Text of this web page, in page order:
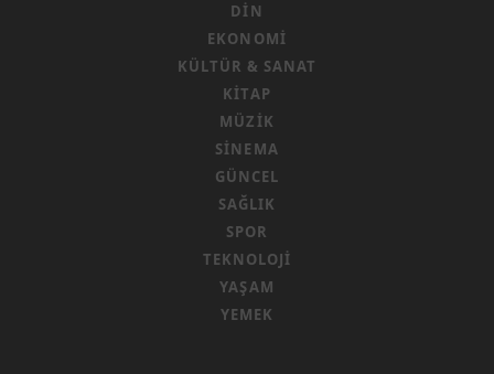
DIN
EKONOMI
KÜLTÜR & SANAT
KITAP
MÜZIK
SINEMA
GÜNCEL
SAĞLIK
SPOR
TEKNOLOJI
YAŞAM
YEMEK